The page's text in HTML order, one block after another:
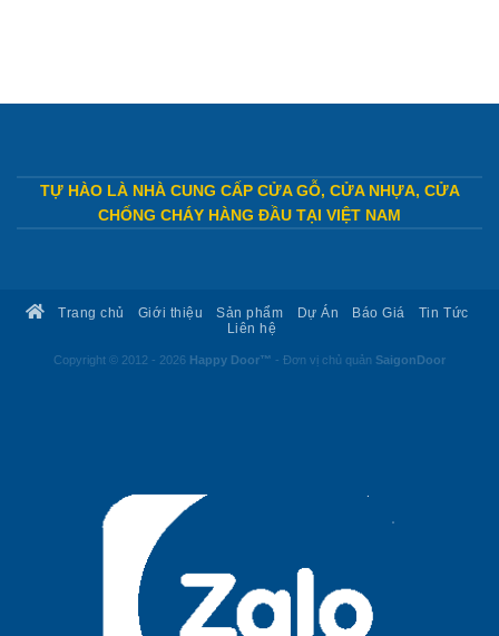
TỰ HÀO LÀ NHÀ CUNG CẤP CỬA GỖ, CỬA NHỰA, CỬA
CHỐNG CHÁY HÀNG ĐẦU TẠI VIỆT NAM
Trang chủ Giới thiệu Sản phẩm Dự Án Báo Giá
Tin Tức
Liên hệ
Copyright © 2012 - 2026 Happy Door™ - Đơn vị chủ quản SaigonDoor